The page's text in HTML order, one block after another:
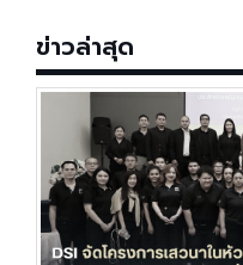
ข่าวล่าสุด